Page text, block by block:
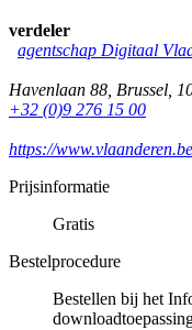
verdeler
agentschap Digitaal
Havenlaan 88, Brussel,
+32 (0)9 276 15 00
https://
Prijsinformatie
Gratis
Bestelprocedure
Bestellen bij het